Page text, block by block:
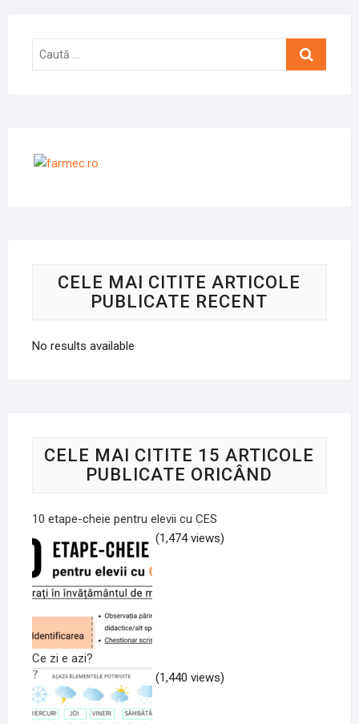
Caută
CELE MAI CITITE ARTICOLE
PUBLICATE RECENT
No results available
CELE MAI CITITE 15 ARTICOLE
PUBLICATE ORICÂND
10 etape-cheie pentru elevii cu CES
(1,474 views)
Ce zi e azi?
(1,440 views)